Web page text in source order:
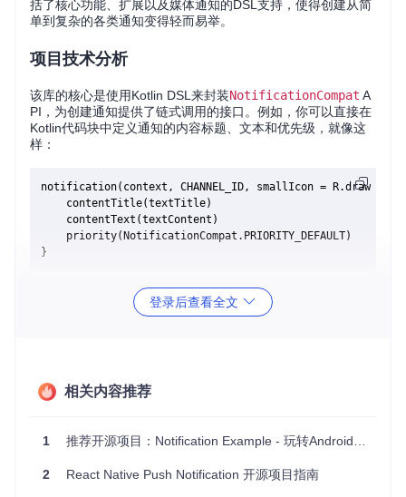
括了核心功能、扩展以及媒体通知的DSL支持，使得创建从简
单到复杂的各类通知变得轻而易举。
项目技术分析
该库的核心是使用Kotlin DSL来封装NotificationCompat A
PI，为创建通知提供了链式调用的接口。例如，你可以直接在
Kotlin代码块中定义通知的内容标题、文本和优先级，就像这
样：
notification(context, CHANNEL_ID, smallIcon =
    contentTitle(textTitle)
    contentText(textContent)
    priority(NotificationCompat.PRIORITY_DEFAULT)
这种语法既清晰又直观，显著降低了出错的可能性，并提高了
createChannelsAndGroups(context) {
    group(CHANNEL_GROUP_2_ID, CHANNEL_GROUP_2_NAME) {
    }
登录后查看全文
相关内容推荐
1 推荐开源项目：Notification Example - 玩转Android通知栏
2 React Native Push Notification 开源项目指南